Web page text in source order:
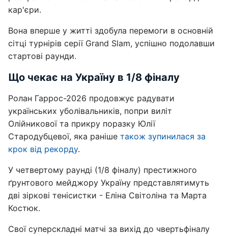
кар'єри.
Вона вперше у житті здобула перемоги в основній
сітці турнірів серії Grand Slam, успішно подолавши
стартові раунди.
Що чекає на Україну в 1/8 фіналу
Ролан Гаррос-2026 продовжує радувати
українських уболівальників, попри виліт
Олійникової та прикру поразку Юлії
Стародубцевої, яка раніше також зупинилася за
крок від рекорду.
У четвертому раунді (1/8 фіналу) престижного
ґрунтового мейджору Україну представлятимуть
дві зіркові тенісистки - Еліна Світоліна та Марта
Костюк.
Свої суперскладні матчі за вихід до чвертьфіналу